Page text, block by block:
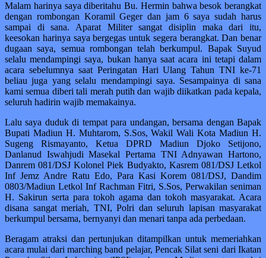
Malam harinya saya diberitahu Bu. Hermin bahwa besok berangkat
dengan rombongan Koramil Geger dan jam 6 saya sudah harus
sampai di sana. Aparat Militer sangat disiplin maka dari itu,
keesokan harinya saya bergegas untuk segera berangkat. Dan benar
dugaan saya, semua rombongan telah berkumpul. Bapak Suyud
selalu mendampingi saya, bukan hanya saat acara ini tetapi dalam
acara sebelumnya saat Peringatan Hari Ulang Tahun TNI ke-71
beliau juga yang selalu mendampingi saya. Sesampainya di sana
kami semua diberi tali merah putih dan wajib diikatkan pada kepala,
seluruh hadirin wajib memakainya.
Lalu saya duduk di tempat para undangan, bersama dengan Bapak
Bupati Madiun H. Muhtarom, S.Sos, Wakil Wali Kota Madiun H.
Sugeng Rismayanto, Ketua DPRD Madiun Djoko Setijono,
Danlanud Iswahjudi Masekal Pertama TNI Adnyawan Hartono,
Danrem 081/DSJ Kolonel Piek Budyakto, Kasrem 081/DSJ Letkol
Inf Jemz Andre Ratu Edo, Para Kasi Korem 081/DSJ, Dandim
0803/Madiun Letkol Inf Rachman Fitri, S.Sos, Perwakilan seniman
H. Sakirun serta para tokoh agama dan tokoh masyarakat. Acara
disana sangat meriah, TNI, Polri dan seluruh lapisan masyarakat
berkumpul bersama, bernyanyi dan menari tanpa ada perbedaan.
Beragam atraksi dan pertunjukan ditampilkan untuk memeriahkan
acara mulai dari marching band pelajar, Pencak Silat seni dari Ikatan